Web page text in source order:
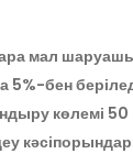
қара мал
5%-бен
көлемі 50